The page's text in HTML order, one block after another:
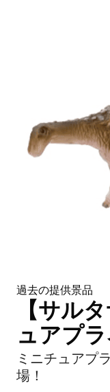
過去の提供景品
【サル
ュアプ
ミニチュアプ
場！